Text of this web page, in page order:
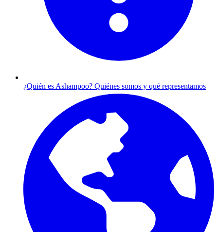
¿Quién es Ashampoo? Quiénes somos y qué representamos